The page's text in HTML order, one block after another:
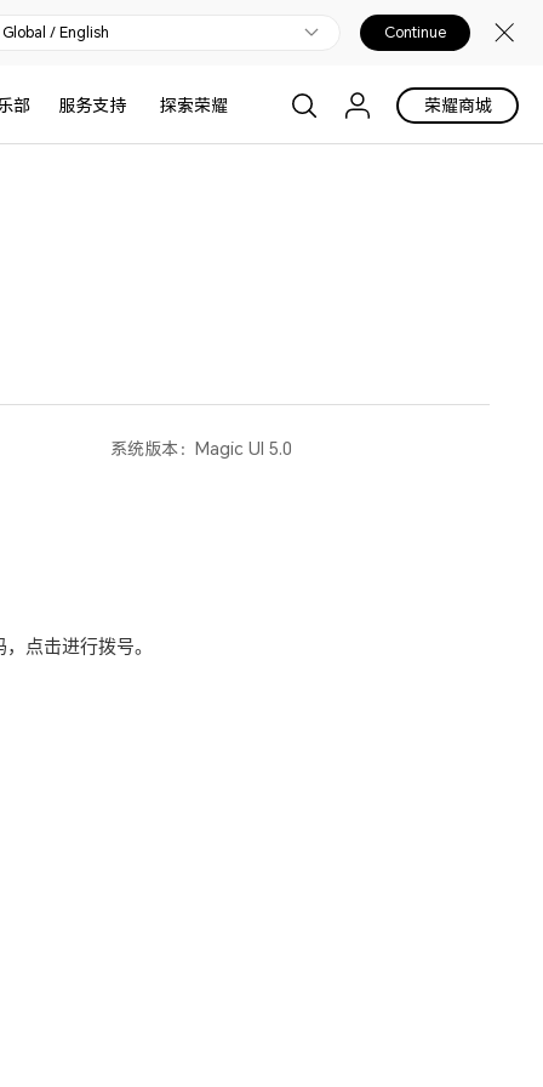
Global / English Continue
部 服务支持 探索荣耀 荣耀商城
系统版本：Magic UI 5.0
，点击进行拨号。